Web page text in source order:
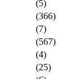
(5)
(366)
(7)
(567)
(4)
(25)